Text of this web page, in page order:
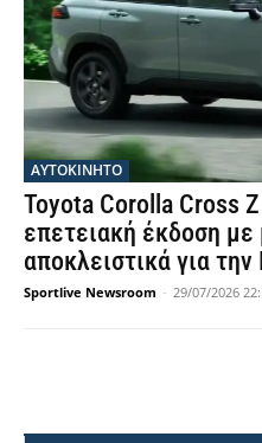
ΑΥΤΟΚΙΝΗΤΟ
Toyota Corolla Cross
επετειακή έκδοση
αποκλειστικά για την
Sportlive Newsroom - 29/07/2026